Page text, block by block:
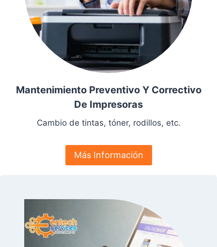
Mantenimiento Preventivo Y Correctivo
De Impresoras
Cambio de tintas, tóner, rodillos, etc.
Más Información